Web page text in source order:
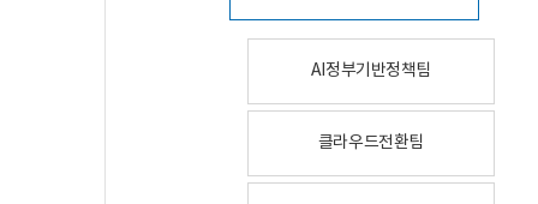
AI정부기반정책팀
클라우드전환팀